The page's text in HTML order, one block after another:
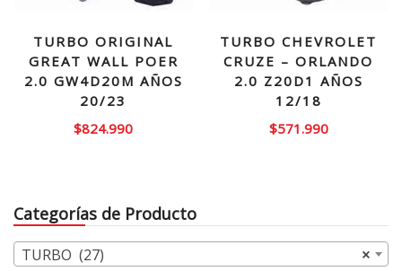
TURBO ORIGINAL
GREAT WALL POER
2.0 GW4D20M AÑOS
20/23
$824.990
TURBO CHEVROLET
CRUZE – ORLANDO
2.0 Z20D1 AÑOS
12/18
$571.990
Categorías de Producto
×
TURBO (27)